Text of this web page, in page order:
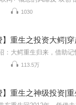
1030
】重生之投资大鳄|
113.5万
】重生之神级投资|